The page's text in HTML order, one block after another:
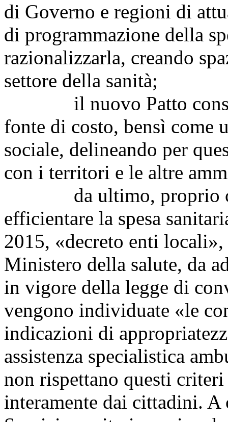
di Governo e regioni di
di programmazione della
razionalizzarla, creando
settore della sanità;
il nuovo Patto
fonte di costo, bensì come
sociale, delineando per
con i territori e le altre
da ultimo, proprio
efficientare la spesa
2015, «decreto enti
Ministero della salute, da
in vigore della legge di
vengono individuate «le
indicazioni di
assistenza specialistica
non rispettano questi criteri
interamente dai cittadini.